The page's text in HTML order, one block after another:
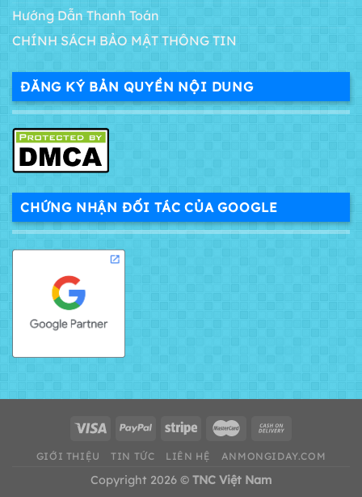
Hướng Dẫn Thanh Toán
CHÍNH SÁCH BẢO MẬT THÔNG TIN
ĐĂNG KÝ BẢN QUYỀN NỘI DUNG
CHỨNG NHẬN ĐỐI TÁC CỦA GOOGLE
GIỚI THIỆU TIN TỨC LIÊN HỆ ANMONGIDAY.COM
Copyright 2026 © TNC Việt Nam